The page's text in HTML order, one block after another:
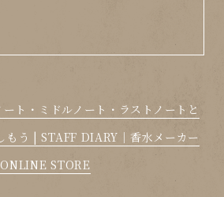
ト・ミドルノート・ラストノートと
もう | STAFF DIARY｜香水メーカー
STORE